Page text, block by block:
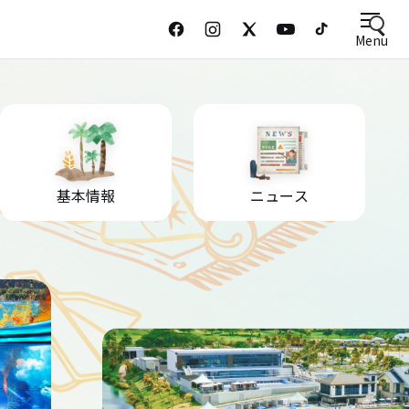
Menu
基本情報 ニュース